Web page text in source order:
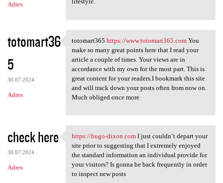
Adres
totomart36
5
30.07.2024
Adres
totomart365 https://www
totomart365 https://www.totomart365.comYou
make so many great points here that I read your
article a couple of times. Your views are in
accordance with my own for the most part. This is
great content for your readers.I bookmark this site
and will track down your posts often from now on.
Much obliged once more
check here
30.07.2024
Adres
https://hugo-dixon.com I just
https://hugo-dixon.comI just couldn’t depart your
site prior to suggesting that I extremely enjoyed
the standard information an individual provide for
your visitors? Is gonna be back frequently in order
to inspect new posts